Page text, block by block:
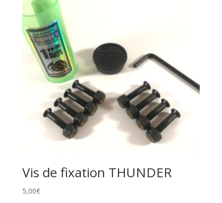
Vis de fixation THUNDER
5,00€